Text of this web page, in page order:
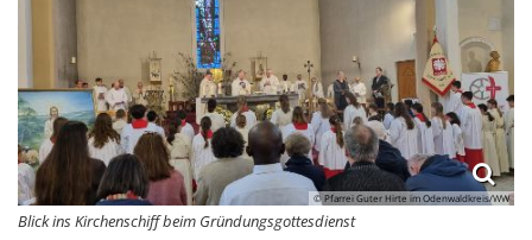
© Pfarrei Guter Hirte im Odenwaldkreis/WW
Blick ins Kirchenschiff beim Gründungsgottesdienst